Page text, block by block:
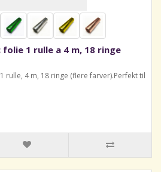
1 rulle a 4 m, 18 ringe
rulle, 4 m, 18 ringe (flere farver).Perfekt til